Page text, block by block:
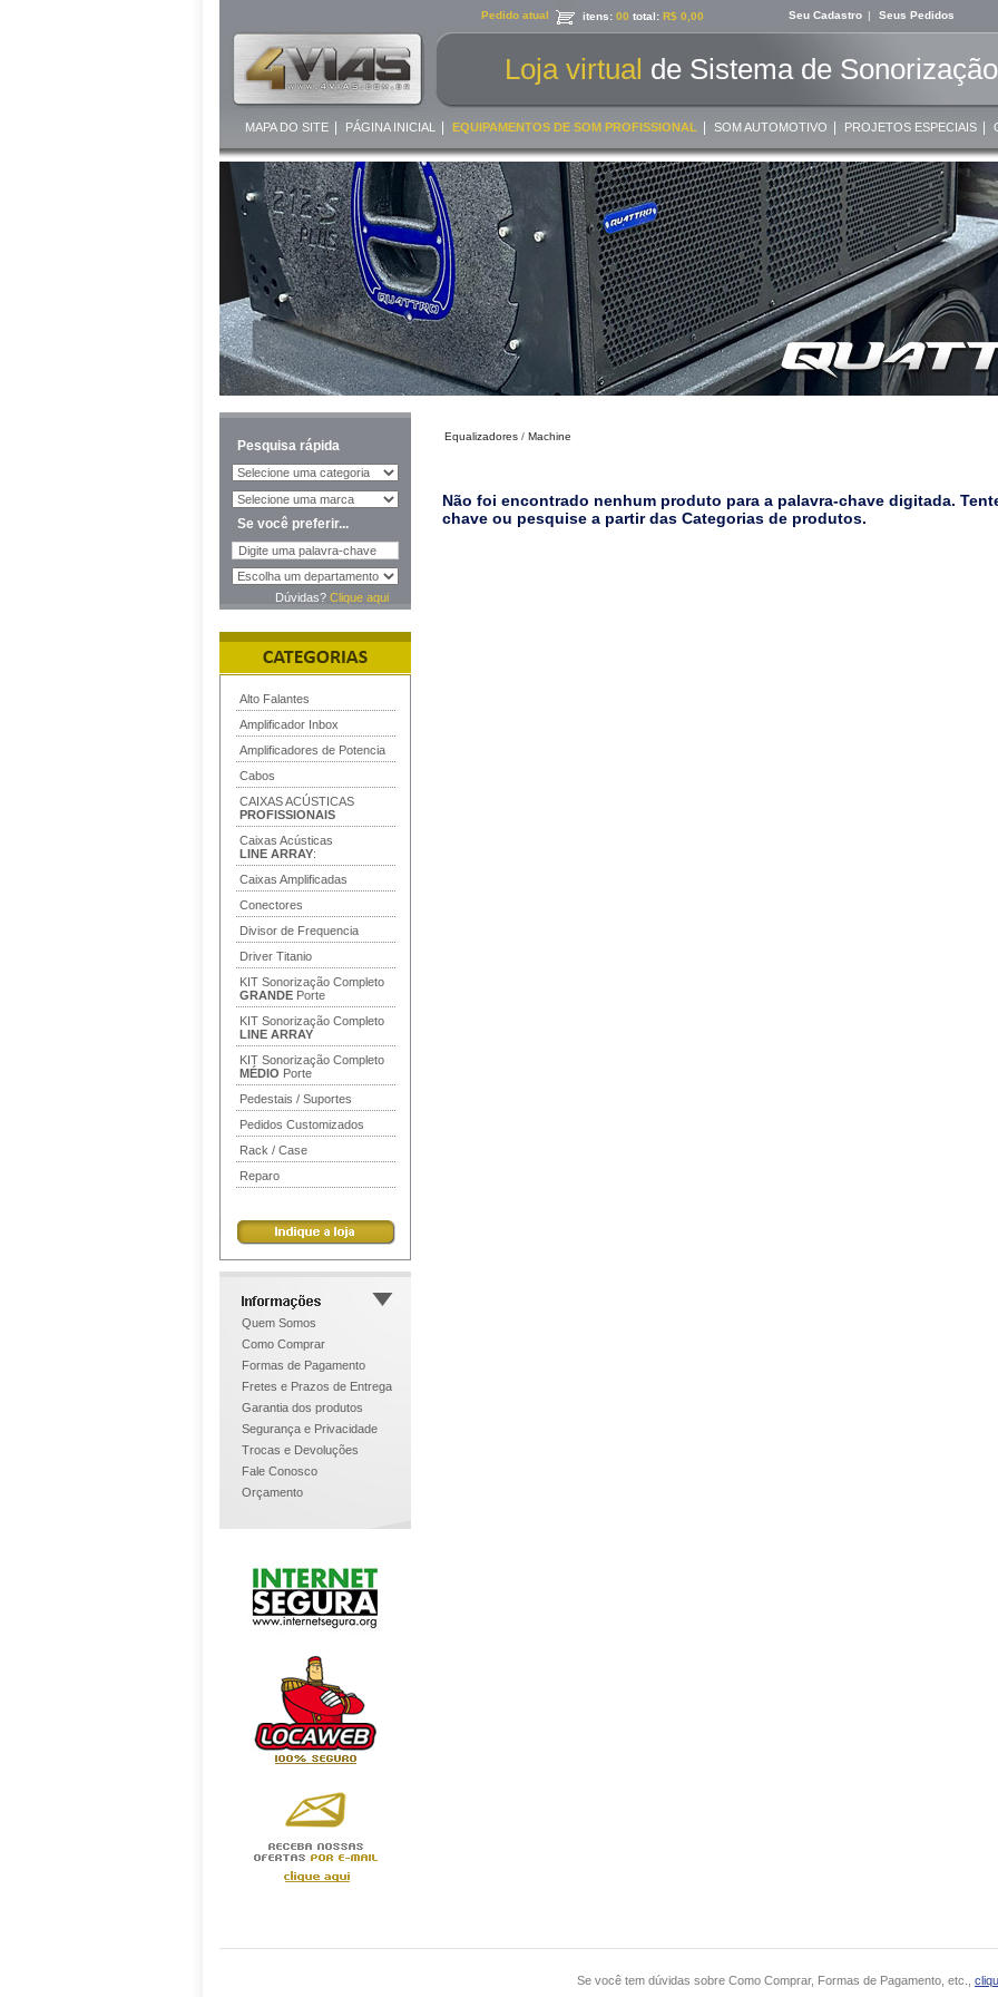
Pedido atual Seu Cadastro | Seus Pedidos
itens: 00 total: R$ 0,00
Loja virtual de Sistema de
MAPA DO SITE PÁGINA INICIAL EQUIPAMENTOS DE SOM PROFISSIONAL SOM AUTOMOTIVO PROJETOS ESPECIAIS
Pesquisa rápida
Se você preferir...
Dúvidas? Clique aqui
Alto Falantes
Amplificador Inbox
Amplificadores de Potencia
Cabos
CAIXAS ACÚSTICAS
PROFISSIONAIS
Caixas Acústicas
LINE ARRAY:
Caixas Amplificadas
Conectores
Divisor de Frequencia
Driver Titanio
KIT Sonorização Completo
GRANDE Porte
KIT Sonorização Completo
LINE ARRAY
KIT Sonorização Completo
MÉDIO Porte
Pedestais / Suportes
Pedidos Customizados
Rack / Case
Reparo
Quem Somos
Como Comprar
Formas de Pagamento
Fretes e Prazos de Entrega
Garantia dos produtos
Segurança e Privacidade
Trocas e Devoluções
Fale Conosco
Orçamento
Equalizadores / Machine
Não foi encontrado nenhum produto para a palavra-chave digitada.
chave ou pesquise a partir das Categorias de produtos.
Se você tem dúvidas sobre Como Comprar, Formas de Pagamento, etc.,